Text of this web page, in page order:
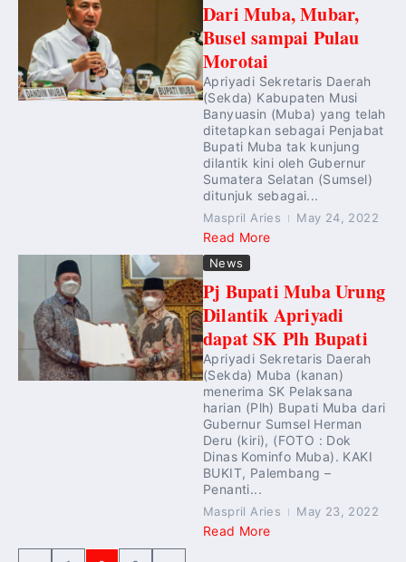
Dari Muba, Mubar,
Busel sampai Pulau
Morotai
Apriyadi Sekretaris Daerah
(Sekda) Kabupaten Musi
Banyuasin (Muba) yang telah
ditetapkan sebagai Penjabat
Bupati Muba tak kunjung
dilantik kini oleh Gubernur
Sumatera Selatan (Sumsel)
ditunjuk sebagai...
Maspril Aries May 24, 2022
Read More
News
Pj Bupati Muba Urung
Dilantik Apriyadi
dapat SK Plh Bupati
Apriyadi Sekretaris Daerah
(Sekda) Muba (kanan)
menerima SK Pelaksana
harian (Plh) Bupati Muba dari
Gubernur Sumsel Herman
Deru (kiri), (FOTO : Dok
Dinas Kominfo Muba). KAKI
BUKIT, Palembang –
Penanti...
Maspril Aries May 23, 2022
Read More